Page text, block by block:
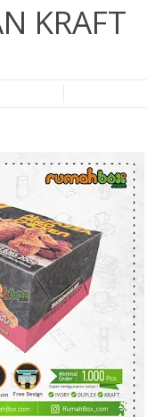
KRAFT